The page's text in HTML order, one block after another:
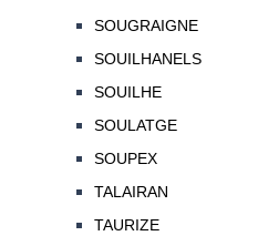
SOUGRAIGNE
SOUILHANELS
SOUILHE
SOULATGE
SOUPEX
TALAIRAN
TAURIZE